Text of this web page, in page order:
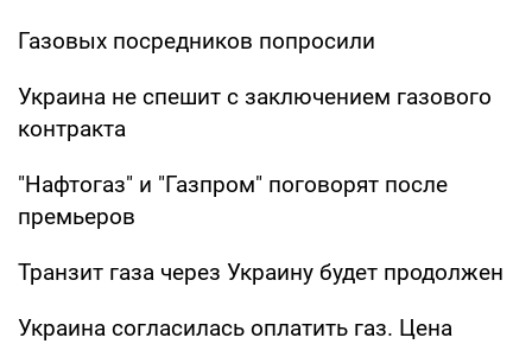
Газовых посредников попросили
Украина не спешит с заключением газового
контракта
"Нафтогаз" и "Газпром" поговорят после
премьеров
Транзит газа через Украину будет продолжен
Украина согласилась оплатить газ. Цена